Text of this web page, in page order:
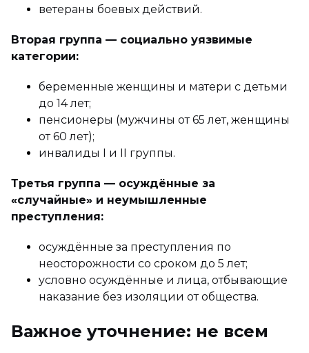
ветераны боевых действий.
Вторая группа — социально уязвимые
категории:
беременные женщины и матери с детьми
до 14 лет;
пенсионеры (мужчины от 65 лет, женщины
от 60 лет);
инвалиды I и II группы.
Третья группа — осуждённые за
«случайные» и неумышленные
преступления:
осуждённые за преступления по
неосторожности со сроком до 5 лет;
условно осуждённые и лица, отбывающие
наказание без изоляции от общества.
Важное уточнение: не всем